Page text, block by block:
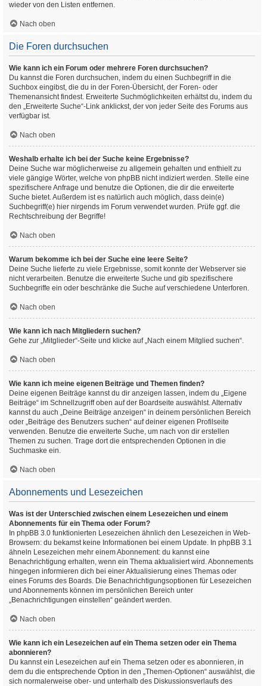
wieder von den Listen entfernen.
Nach oben
Die Foren durchsuchen
Wie kann ich ein Forum oder mehrere Foren durchsuchen?
Du kannst die Foren durchsuchen, indem du einen Suchbegriff in die
Suchbox eingibst, die du in der Foren-Übersicht, der Foren- oder
Themenansicht findest. Erweiterte Suchmöglichkeiten erhältst du, indem du
den „Erweiterte Suche“-Link anklickst, der von jeder Seite des Forums aus
verfügbar ist.
Nach oben
Weshalb erhalte ich bei der Suche keine Ergebnisse?
Deine Suche war möglicherweise zu allgemein gehalten und enthielt zu
viele gängige Wörter, welche von phpBB nicht indiziert werden. Stelle eine
spezifischere Anfrage und benutze die Optionen, die dir die erweiterte
Suche bietet. Außerdem ist es natürlich auch möglich, dass dein(e)
Suchbegriff(e) hier nirgends im Forum verwendet wurden. Prüfe ggf. die
Rechtschreibung der Begriffe!
Nach oben
Warum bekomme ich bei der Suche eine leere Seite?
Deine Suche lieferte zu viele Ergebnisse, somit konnte der Webserver sie
nicht verarbeiten. Benutze die erweiterte Suche und gib spezifischere
Suchbegriffe ein oder beschränke die Suche auf verschiedene Unterforen.
Nach oben
Wie kann ich nach Mitgliedern suchen?
Gehe zur „Mitglieder“-Seite und klicke auf „Nach einem Mitglied suchen“.
Nach oben
Wie kann ich meine eigenen Beiträge und Themen finden?
Deine eigenen Beiträge kannst du dir anzeigen lassen, indem du „Eigene
Beiträge“ im Schnellzugriff oben auf der Boardseite auswählst. Alternativ
kannst du auch „Deine Beiträge anzeigen“ in deinem persönlichen Bereich
oder „Beiträge des Benutzers suchen“ auf deiner eigenen Profilseite
verwenden. Benutze die erweiterte Suche, um nach von dir erstellen
Themen zu suchen. Trage dort die entsprechenden Optionen in die
Suchmaske ein.
Nach oben
Abonnements und Lesezeichen
Was ist der Unterschied zwischen einem Lesezeichen und einem
Abonnements für ein Thema oder Forum?
In phpBB 3.0 funktionierten Lesezeichen ähnlich den Lesezeichen in Web-
Browsern: du bekamst keine Informationen bei einem Update. In phpBB 3.1
ähneln Lesezeichen mehr einem Abonnement: du kannst eine
Benachrichtigung erhalten, wenn ein Thema aktualisiert wird. Abonnements
hingegen informieren dich bei einer Aktualisierung eines Themas oder
eines Forums des Boards. Die Benachrichtigungsoptionen für Lesezeichen
und Abonnements können im persönlichen Bereich unter
„Benachrichtigungen einstellen“ geändert werden.
Nach oben
Wie kann ich ein Lesezeichen auf ein Thema setzen oder ein Thema
abonnieren?
Du kannst ein Lesezeichen auf ein Thema setzen oder es abonnieren, in
dem du die entsprechende Option in den „Themen-Optionen“ auswählst, die
sich normalerweise ober- und unterhalb des Diskussionsverlaufs des